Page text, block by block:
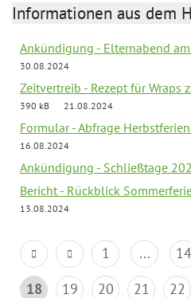
Informationen aus dem
Ankündigung - Elternabend
30.08.2024
Zeitvertreib - Rezept für Wraps
390 kB
21.08.2024
Formular - Abfrage
16.08.2024
Ankündigung - Schließtage
Bericht - Rückblick
13.08.2024
1 ... 14
18
19 20 21 22